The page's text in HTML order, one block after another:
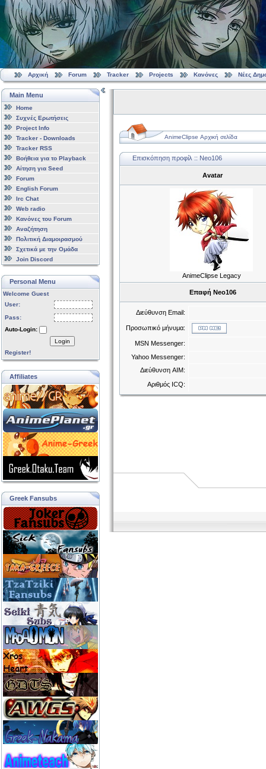
Αρχική Forum Tracker Projects Κανόνες Νέες
Main Menu
Home
Συχνές Ερωτήσεις
Project Info
Tracker - Downloads
Tracker RSS
Βοήθεια για το Playback
Αίτηση για Seed
Forum
English Forum
Irc Chat
Web radio
Κανόνες του Forum
Αναζήτηση
Πολιτική Διαμοιρασμού
Σχετικά με την Ομάδα
Join Discord
Personal Menu
Welcome Guest
User:
Pass:
Auto-Login:
Login
Register!
Affiliates
Greek Fansubs
AnimeClipse Αρχική σελίδα
Επισκόπηση προφίλ :: Neo106
Avatar
AnimeClipse Legacy
Επαφή Neo106
Διεύθυνση Email:
Προσωπικό μήνυμα:
MSN Messenger:
Yahoo Messenger:
Διεύθυνση AIM:
Αριθμός ICQ: